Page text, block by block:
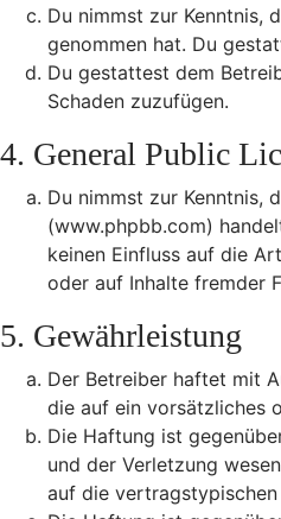
Du nimmst zur Kenntnis,
genommen hat. Du
Du gestattest dem
Schaden zuzufügen.
4. General Public
Du nimmst zur Kenntnis,
(www.phpbb.com)
keinen Einfluss auf die
oder auf Inhalte fremder
5. Gewährleistung
Der Betreiber haftet mit
die auf ein vorsätzliches
Die Haftung ist
und der Verletzung
auf die